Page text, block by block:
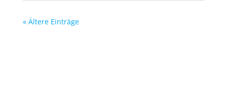
« Ältere Einträge